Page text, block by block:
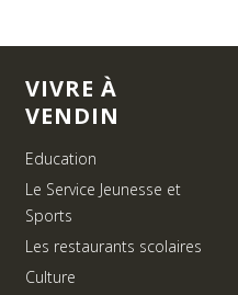
VIVRE À
VENDIN
Education
Le Service Jeunesse et
Sports
Les restaurants scolaires
Culture